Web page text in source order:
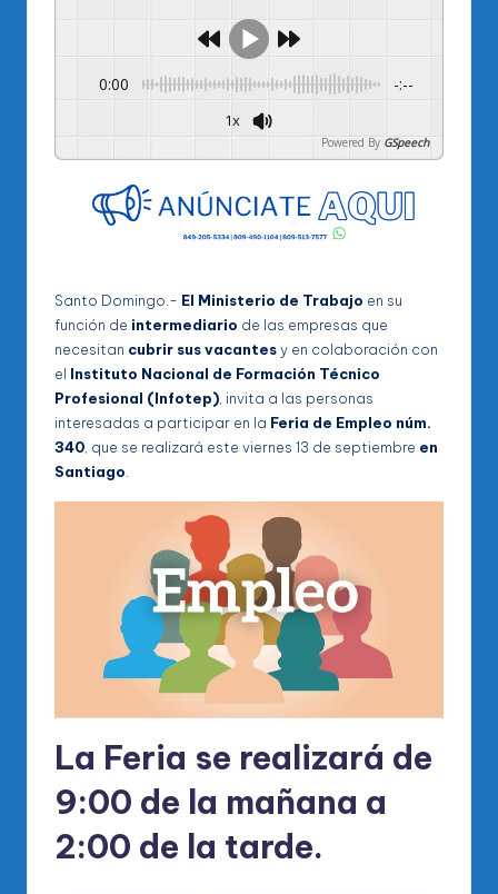
0:00 -:--
1x
Powered By GSpeech
Santo Domingo.- El Ministerio de Trabajo en su
función de intermediario de las empresas que
necesitan cubrir sus vacantesy en colaboración con
el Instituto Nacional de Formación Técnico
Profesional (Infotep), invita a las personas
interesadas a participar en la Feria de Empleo núm.
340, que se realizará este viernes 13 de septiembre en
Santiago.
La Feria se realizará de
9:00 de la mañana a
2:00 de la tarde.